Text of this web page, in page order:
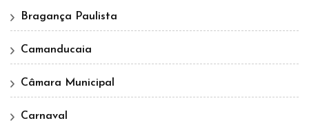
Bragança Paulista
Camanducaia
Câmara Municipal
Carnaval